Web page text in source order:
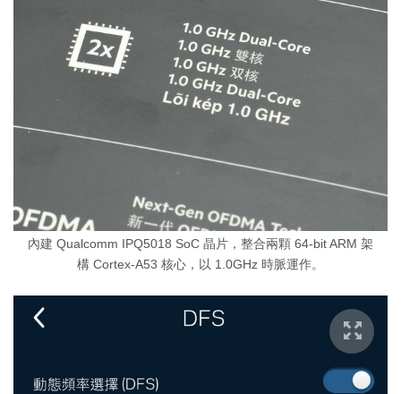
內建 Qualcomm IPQ5018 SoC 晶片，整合兩顆 64-bit ARM 架
構 Cortex-A53 核心，以 1.0GHz 時脈運作。